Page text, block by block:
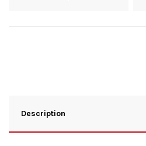
Description